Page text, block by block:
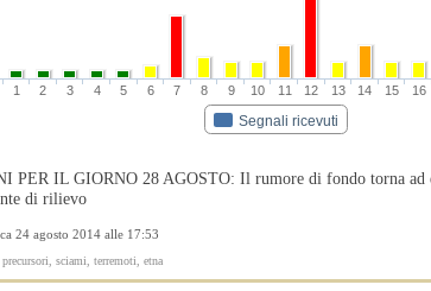
Segnali ricevuti
1 2 3 4 5 6 7 8 9 10 11 12 13 14 15 16
PER IL GIORNO 28 AGOSTO: Il rumore di fondo torna ad
di rilievo
24 agosto 2014 alle 17:53
sciami, terremoti, etna